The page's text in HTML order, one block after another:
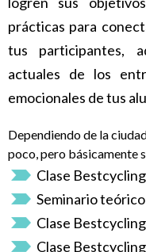
prácticas para
tus participantes,
actuales de los
emocionales de tus
Dependiendo de la
poco, pero básicamente
Clase Bestcycling
Seminario teórico
Clase Bestcycling
Clase Bestcycling